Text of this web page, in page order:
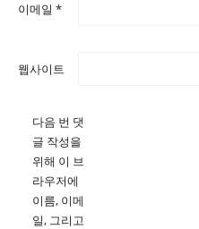
이메일 *
웹사이트
다음 번 댓
글 작성을
위해 이 브
라우저에
이름, 이메
일, 그리고